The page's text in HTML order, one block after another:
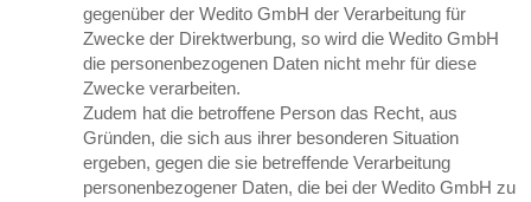
gegenüber der Wedito GmbH der Verarbeitung für
Zwecke der Direktwerbung, so wird die Wedito GmbH
die personenbezogenen Daten nicht mehr für diese
Zwecke verarbeiten.
Zudem hat die betroffene Person das Recht, aus
Gründen, die sich aus ihrer besonderen Situation
ergeben, gegen die sie betreffende Verarbeitung
personenbezogener Daten, die bei der Wedito GmbH zu